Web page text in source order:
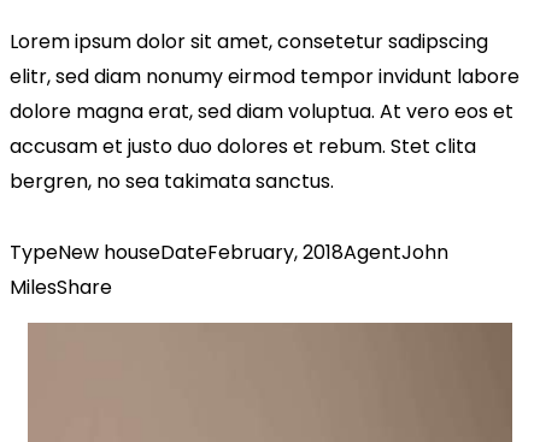
Lorem ipsum dolor sit amet, consetetur sadipscing
elitr, sed diam nonumy eirmod tempor invidunt labore
dolore magna erat, sed diam voluptua. At vero eos et
accusam et justo duo dolores et rebum. Stet clita
bergren, no sea takimata sanctus.
TypeNew houseDateFebruary, 2018AgentJohn
MilesShare